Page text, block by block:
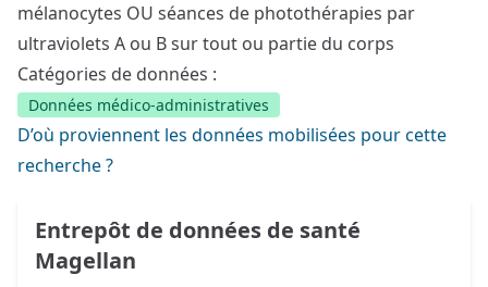
mélanocytes OU séances de photothérapies par
ultraviolets A ou B sur tout ou partie du corps
Catégories de données :
Données médico-administratives
D’où proviennent les données mobilisées pour cette
recherche ?
Entrepôt de données de santé
Magellan